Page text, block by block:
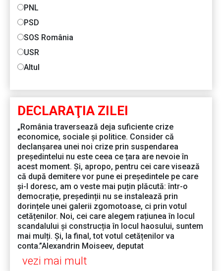
PNL
PSD
SOS România
USR
Altul
DECLARAŢIA ZILEI
„România traversează deja suficiente crize
economice, sociale și politice. Consider că
declanșarea unei noi crize prin suspendarea
președintelui nu este ceea ce țara are nevoie în
acest moment. Și, apropo, pentru cei care visează
că după demitere vor pune ei președintele pe care
și-l doresc, am o veste mai puțin plăcută: într-o
democrație, președinții nu se instalează prin
dorințele unei galerii zgomotoase, ci prin votul
cetățenilor. Noi, cei care alegem rațiunea în locul
scandalului și construcția în locul haosului, suntem
mai mulți. Și, la final, tot votul cetățenilor va
conta.”Alexandrin Moiseev, deputat
vezi mai mult